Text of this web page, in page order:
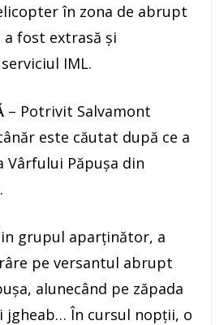
în zona de abrupt
fost extrasă şi
IML.
– Potrivit Salvamont
este căutat după ce a
Vârfului Păpuşa din
grupul aparţinător, a
pe versantul abrupt
alunecând pe zăpada
jgheab… În cursul nopţii, o